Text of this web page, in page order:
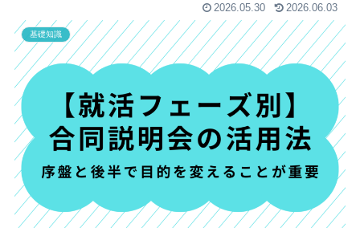
2026.05.30 2026.06.03
基礎知識